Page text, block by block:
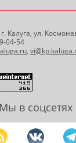
Калуга, ул.
04-54
,
Мы в соцсетях